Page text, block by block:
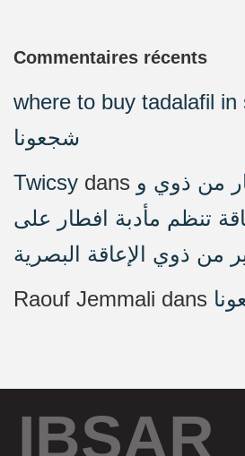
Commentaires récents
where to buy tadalafil in
شجعونا
Twicsy dans من ذوي و
تنظم مأدبة افطار على
من ذوي الإعاقة البصرية
Raouf Jemmali dans
IBSAR